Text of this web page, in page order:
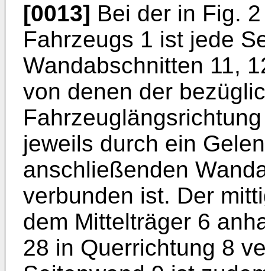
[0013] Bei der in Fig.
Fahrzeugs 1 ist jede
Wandabschnitten 11,
von denen der
jeweils durch ein
anschließenden
verbunden ist. Der
dem Mittelträger 6
28 in Querrichtung 8